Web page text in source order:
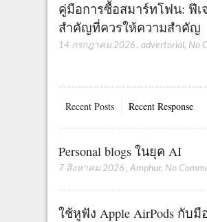
คู่มือการซื้อสมาร์ทโฟน: ฟีเ
สำคัญที่ควรให้ความสำคัญ
14 กรกฎาคม 2026 , advertorial, No
Recent Posts Recent Response
Personal blogs ในยุค AI
7 สิงหาคม 2026 , Amphur, No
ใช้หูฟัง Apple AirPods กับมื